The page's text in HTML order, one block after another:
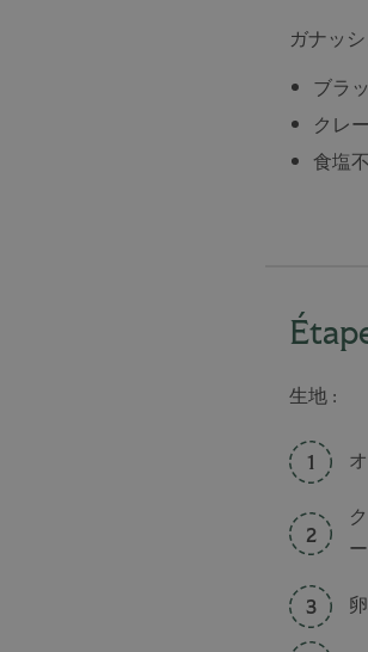
ガナッシ
ブラ
クレ
食塩
生地 :